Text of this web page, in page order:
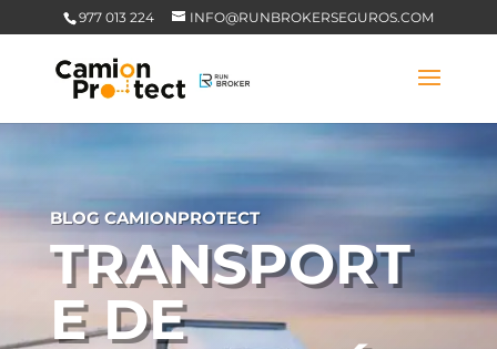
977 013 224 INFO@RUNBROKERSEGUROS.COM
BLOG CAMIONPROTECT
TRANSPORT
E DE